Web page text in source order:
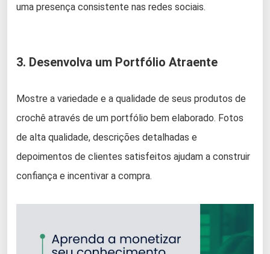
uma presença consistente nas redes sociais.
3. Desenvolva um Portfólio Atraente
Mostre a variedade e a qualidade de seus produtos de
crochê através de um portfólio bem elaborado. Fotos
de alta qualidade, descrições detalhadas e
depoimentos de clientes satisfeitos ajudam a construir
confiança e incentivar a compra.